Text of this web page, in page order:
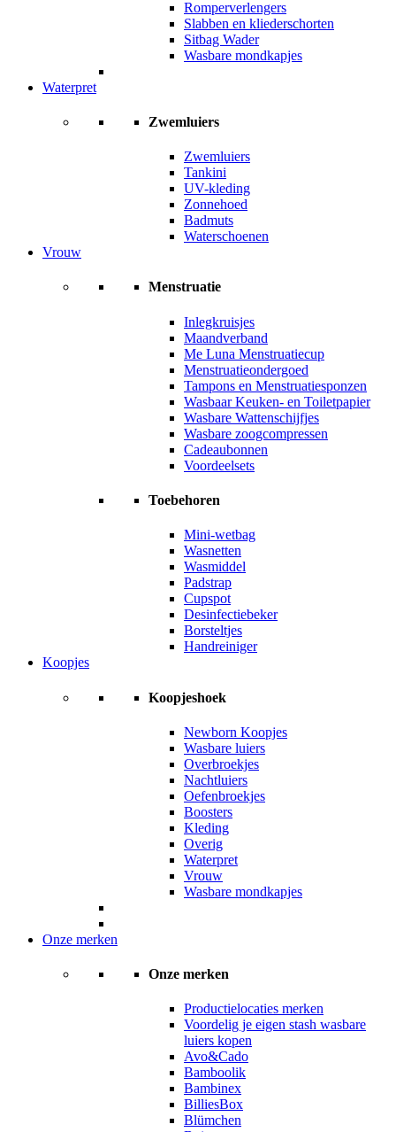
Romperverlengers
Slabben en kliederschorten
Sitbag Wader
Wasbare mondkapjes
Waterpret
Zwemluiers
Zwemluiers
Tankini
UV-kleding
Zonnehoed
Badmuts
Waterschoenen
Vrouw
Menstruatie
Inlegkruisjes
Maandverband
Me Luna Menstruatiecup
Menstruatieondergoed
Tampons en Menstruatiesponzen
Wasbaar Keuken- en Toiletpapier
Wasbare Wattenschijfjes
Wasbare zoogcompressen
Cadeaubonnen
Voordeelsets
Toebehoren
Mini-wetbag
Wasnetten
Wasmiddel
Padstrap
Cupspot
Desinfectiebeker
Borsteltjes
Handreiniger
Koopjes
Koopjeshoek
Newborn Koopjes
Wasbare luiers
Overbroekjes
Nachtluiers
Oefenbroekjes
Boosters
Kleding
Overig
Waterpret
Vrouw
Wasbare mondkapjes
Onze merken
Onze merken
Productielocaties merken
Voordelig je eigen stash wasbare
luiers kopen
Avo&Cado
Bamboolik
Bambinex
BilliesBox
Blümchen